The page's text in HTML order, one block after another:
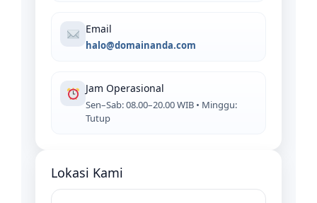
Email
halo@domainanda.com
Jam Operasional
Sen–Sab: 08.00–20.00 WIB • Minggu:
Tutup
Lokasi Kami